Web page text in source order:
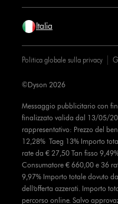
Italia
Politica globale sulla privacy
Messaggio pubblicitario con
finalizzato valida dal 13/05/
rappresentativo: Prezzo del
12,28% Taeg 13% Importo
rate da € 27,50 Tan fisso
Consumatore € 660,00 e 36
9,97% Importo totale dovuto
dell’offerta azzerati. Importo
percorso online. Salvo
©Dyson 2026